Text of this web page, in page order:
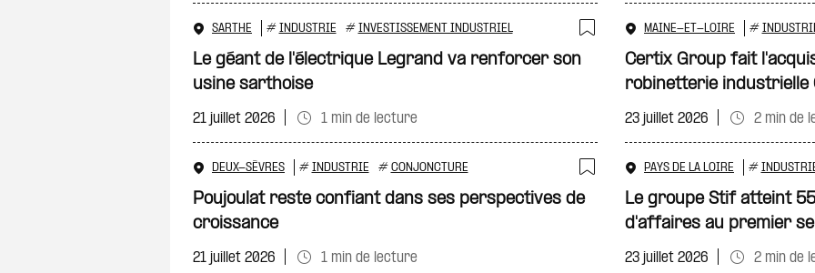
SARTHE # INDUSTRIE # INVESTISSEMENT INDUSTRIEL
Ajouter à ma
Le géant de l'électrique Legrand va renforcer son
usine sarthoise
21 juillet 2026 1 min de lecture
DEUX-SÈVRES # INDUSTRIE # CONJONCTURE
Ajouter à ma
Poujoulat reste confiant dans ses perspectives de
croissance
21 juillet 2026 1 min de lecture
MAINE-ET-LOIRE #
Certix Group fait
robinetterie industrielle
23 juillet 2026 2 min de
PAYS DE LA LOIRE #
Le groupe Stif atteint
d'affaires au premier
23 juillet 2026 2 min de